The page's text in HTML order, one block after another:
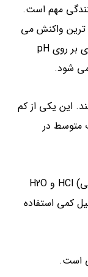
مهم است.
ترین واکنش می
دهد. تنها استثنا در غلظت های بالا است که رفتاری متفاوت دارد. نمک های کلرید (مانند NaCl) تنها تأثیر محدودی بر روی pH
شود.
این یکی از کم
متوسط در
اسید کلریدریک معمولا برای تعیین مقادیر بازها استفاده می شود. این اسید به عنوان یک مخلوط دوتایی (دو جزئی) HCl و H2O
تحلیل کمی استفاده
است.